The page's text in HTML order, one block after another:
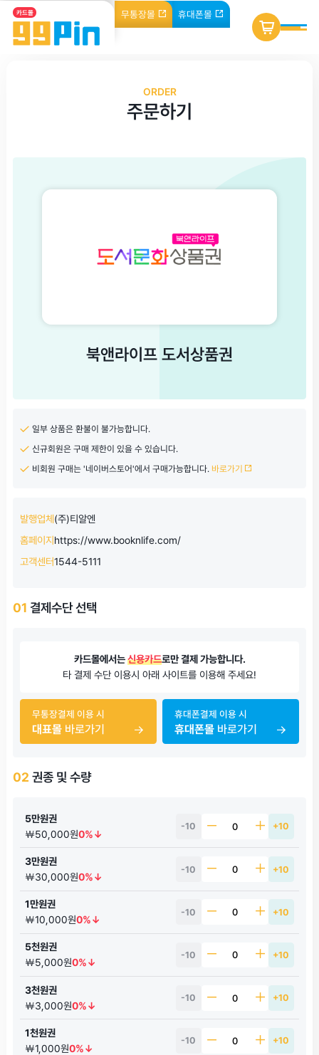
카드몰 무통장몰 휴대폰몰
ORDER
주문하기
북앤라이프 도서상품권
일부 상품은 환불이 불가능합니다.
신규회원은 구매 제한이 있을 수 있습니다.
비회원 구매는 '네이버스토어'에서 구매가능합니다. 바로가기
발행업체 (주)티알엔
홈페이지 https://www.booknlife.com/
고객센터1544-5111
01 결제수단 선택
카드몰에서는신용카드로만 결제 가능합니다.
타 결제 수단 이용시 아래 사이트를 이용해 주세요!
무통장결제 이용 시
대표몰바로가기
휴대폰결제 이용 시
휴대폰몰 바로가기
02 권종 및 수량
5만원권
￦50,000원0%↓
-10 +10
3만원권
￦30,000원0%↓
-10 +10
1만원권
￦10,000원0%↓
-10 +10
5천원권
￦5,000원0%↓
-10 +10
3천원권
￦3,000원0%↓
-10 +10
1천원권
￦1,000원0%↓
-10 +10